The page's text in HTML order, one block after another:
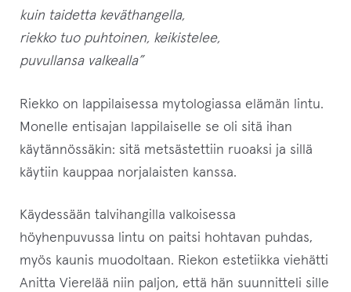
n
u
t
t
e
e
o
d
o
t
kuin taidetta keväthangella,
riekko tuo puhtoinen, keikistelee,
puvullansa valkealla”
Riekko on lappilaisessa mytologiassa elämän lintu.
Monelle entisajan lappilaiselle se oli sitä ihan
käytännössäkin: sitä metsästettiin ruoaksi ja sillä
käytiin kauppaa norjalaisten kanssa.
Käydessään talvihangilla valkoisessa
höyhenpuvussa lintu on paitsi hohtavan puhdas,
myös kaunis muodoltaan. Riekon estetiikka viehätti
Anitta Vierelää niin paljon, että hän suunnitteli sille